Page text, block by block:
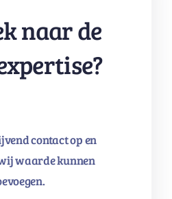
naar de
contact op en
waarde kunnen